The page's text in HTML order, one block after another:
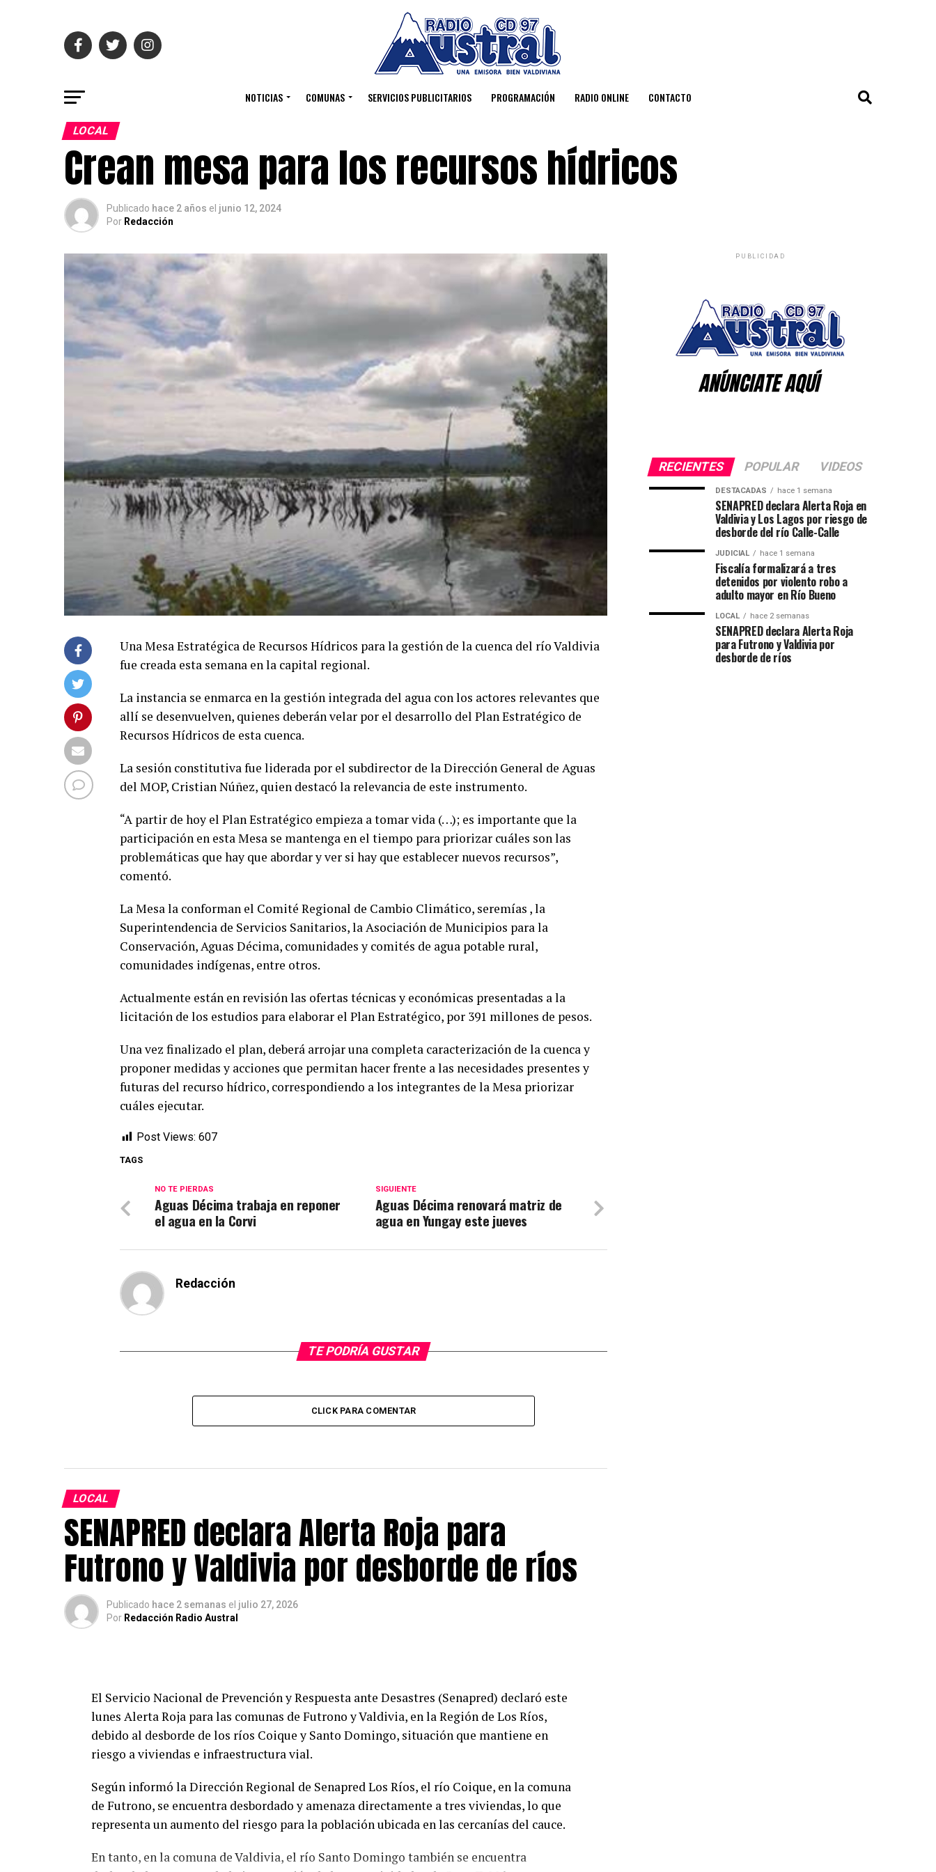
NOTICIAS COMUNAS SERVICIOS PUBLICITARIOS PROGRAMACIÓN RADIO ONLINE CONTACTO
LOCAL
Crean mesa para los recursos hídricos
Publicado hace 2 años el junio 12, 2024
Por Redacción
Una Mesa Estratégica de Recursos Hídricos para la gestión de la cuenca del río Valdivia
fue creada esta semana en la capital regional.
La instancia se enmarca en la gestión integrada del agua con los actores relevantes que
allí se desenvuelven, quienes deberán velar por el desarrollo del Plan Estratégico de
Recursos Hídricos de esta cuenca.
La sesión constitutiva fue liderada por el subdirector de la Dirección General de Aguas
del MOP, Cristian Núñez, quien destacó la relevancia de este instrumento.
“A partir de hoy el Plan Estratégico empieza a tomar vida (…); es importante que la
participación en esta Mesa se mantenga en el tiempo para priorizar cuáles son las
problemáticas que hay que abordar y ver si hay que establecer nuevos recursos”,
comentó.
La Mesa la conforman el Comité Regional de Cambio Climático, seremías , la
Superintendencia de Servicios Sanitarios, la Asociación de Municipios para la
Conservación, Aguas Décima, comunidades y comités de agua potable rural,
comunidades indígenas, entre otros.
Actualmente están en revisión las ofertas técnicas y económicas presentadas a la
licitación de los estudios para elaborar el Plan Estratégico, por 391 millones de pesos.
Una vez finalizado el plan, deberá arrojar una completa caracterización de la cuenca y
proponer medidas y acciones que permitan hacer frente a las necesidades presentes y
futuras del recurso hídrico, correspondiendo a los integrantes de la Mesa priorizar
cuáles ejecutar.
Post Views: 607
TAGS
SIGUIENTE
Aguas Décima renovará matriz de
agua en Yungay este jueves
NO TE PIERDAS
Aguas Décima trabaja en reponer
el agua en la Corvi
Redacción
TE PODRÍA GUSTAR
CLICK PARA COMENTAR
LOCAL
SENAPRED declara Alerta Roja para
Futrono y Valdivia por desborde de ríos
Publicado hace 2 semanas el julio 27, 2026
Por Redacción Radio Austral
El Servicio Nacional de Prevención y Respuesta ante Desastres (Senapred) declaró este
lunes Alerta Roja para las comunas de Futrono y Valdivia, en la Región de Los Ríos,
debido al desborde de los ríos Coique y Santo Domingo, situación que mantiene en
riesgo a viviendas e infraestructura vial.
Según informó la Dirección Regional de Senapred Los Ríos, el río Coique, en la comuna
de Futrono, se encuentra desbordado y amenaza directamente a tres viviendas, lo que
representa un aumento del riesgo para la población ubicada en las cercanías del cauce.
En tanto, en la comuna de Valdivia, el río Santo Domingo también se encuentra
PUBLICIDAD
RECIENTES POPULAR VIDEOS
DESTACADAS hace 1 semana
SENAPRED declara Alerta Roja en
Valdivia y Los Lagos por riesgo de
desborde del río Calle-Calle
JUDICIAL hace 1 semana
Fiscalía formalizará a tres
detenidos por violento robo a
adulto mayor en Río Bueno
LOCAL hace 2 semanas
SENAPRED declara Alerta Roja
para Futrono y Valdivia por
desborde de ríos